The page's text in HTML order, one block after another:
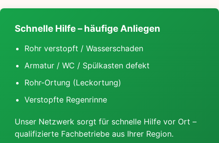
Schnelle Hilfe – häufige Anliegen
Rohr verstopft / Wasserschaden
Armatur / WC / Spülkasten defekt
Rohr-Ortung (Leckortung)
Verstopfte Regenrinne
Unser Netzwerk sorgt für schnelle Hilfe vor Ort –
qualifizierte Fachbetriebe aus Ihrer Region.